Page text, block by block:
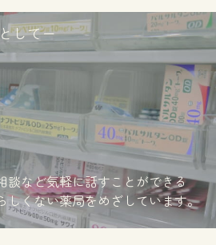
してー
談など気軽に話すことができる
しくない薬局をめざしています。